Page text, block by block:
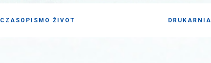
CZASOPISMO ŽIVOT DRUKARNIA